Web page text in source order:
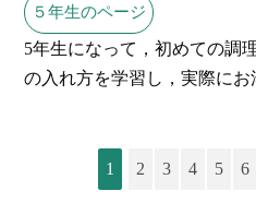
５年生のページ
5年生になって，初めての調
の入れ方を学習し，実際にお
1 2 3 4 5 6